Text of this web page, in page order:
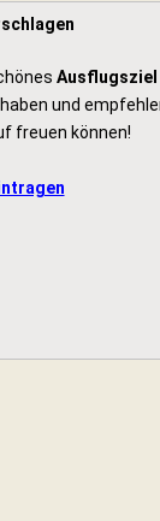
Ausflugsziel
und
freuen können!